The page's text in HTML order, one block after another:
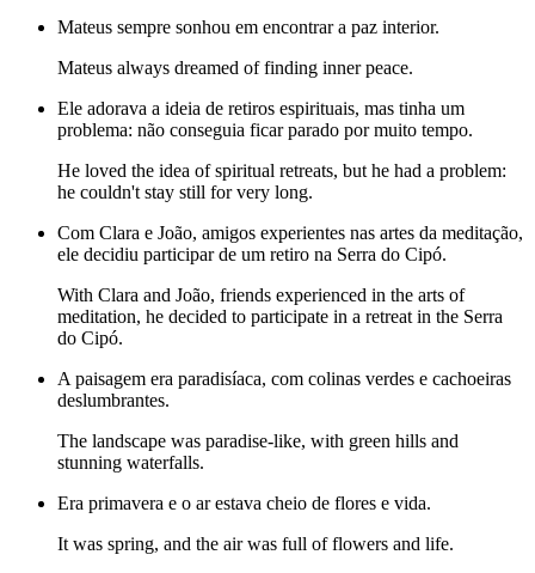
Mateus sempre sonhou em encontrar a paz interior.
Mateus always dreamed of finding inner peace.
Ele adorava a ideia de retiros espirituais, mas tinha um
problema: não conseguia ficar parado por muito tempo.
He loved the idea of spiritual retreats, but he had a problem:
he couldn't stay still for very long.
Com Clara e João, amigos experientes nas artes da meditação,
ele decidiu participar de um retiro na Serra do Cipó.
With Clara and João, friends experienced in the arts of
meditation, he decided to participate in a retreat in the Serra
do Cipó.
A paisagem era paradisíaca, com colinas verdes e cachoeiras
deslumbrantes.
The landscape was paradise-like, with green hills and
stunning waterfalls.
Era primavera e o ar estava cheio de flores e vida.
It was spring, and the air was full of flowers and life.